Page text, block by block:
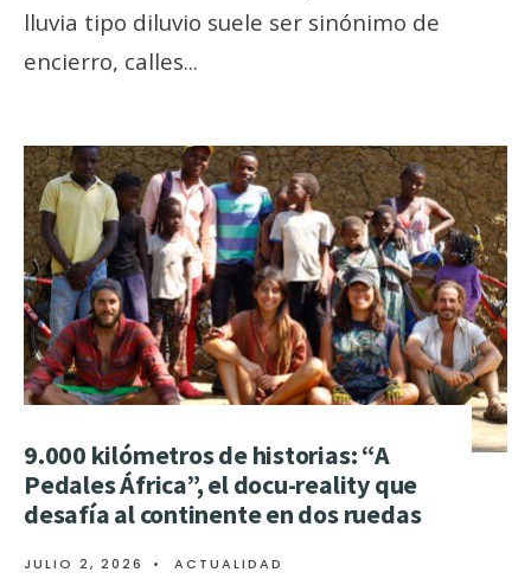
lluvia tipo diluvio suele ser sinónimo de
encierro, calles...
9.000 kilómetros de historias: “A
Pedales África”, el docu-reality que
desafía al continente en dos ruedas
JULIO 2, 2026 • ACTUALIDAD